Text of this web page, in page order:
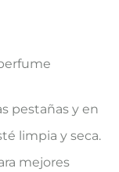
pestañas y en
limpia y seca.
mejores